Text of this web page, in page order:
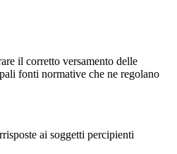
il corretto versamento delle
fonti normative che ne regolano
ai soggetti percipienti